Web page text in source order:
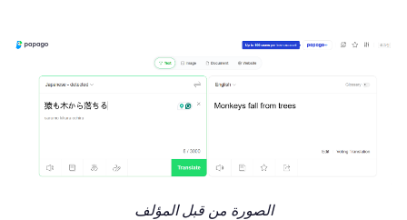
الصورة من قبل المؤلف